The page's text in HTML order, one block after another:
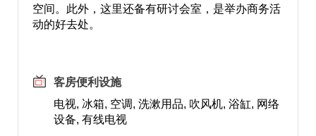
空间。此外，这里还备有研讨会室，是举办商务活
动的好去处。
客房便利设施
电视, 冰箱, 空调, 洗漱用品, 吹风机, 浴缸, 网络
设备, 有线电视